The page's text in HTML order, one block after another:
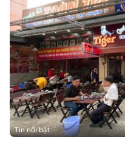
Tin nổi bật